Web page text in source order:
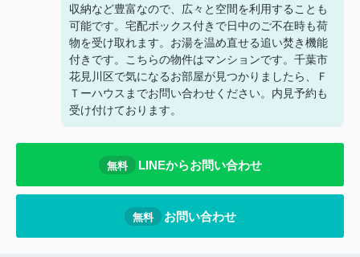
収納など豊富なので、広々と空間を利用することも
可能です。宅配ボックス付きで日中のご不在時も荷
物を受け取れます。お湯を温め直せる追い焚き機能
付きです。こちらの物件はマンションです。千葉市
花見川区で気になるお部屋が見つかりましたら、Ｆ
Ｔーハウスまでお問い合わせください。内見予約も
受け付けております。
無料 LINEからお問い合わせ
無料 お問い合わせ